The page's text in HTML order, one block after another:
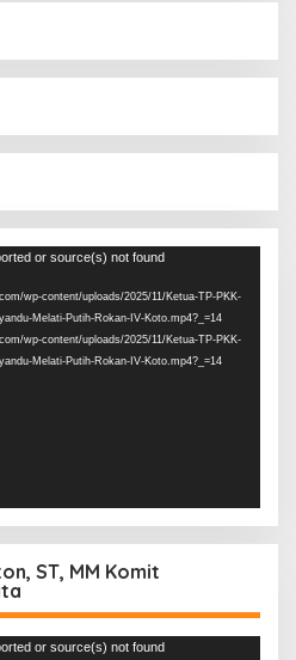
or source(s) not found
wp-content/uploads/2025/11/Ketua-TP-PKK-
Melati-Putih-Rokan-IV-Koto.mp4?_=14
wp-content/uploads/2025/11/Ketua-TP-PKK-
Melati-Putih-Rokan-IV-Koto.mp4?_=14
ST, MM Komit
or source(s) not found